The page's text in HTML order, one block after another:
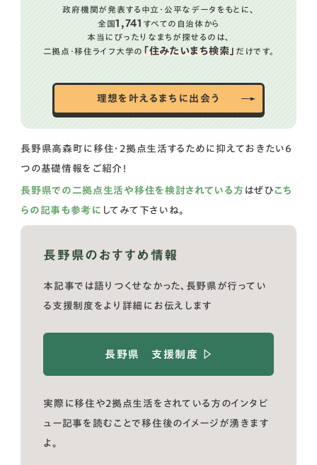
政府機関が発表する中立・公平なデータをもとに、
全国1,741 すべての自治体から
本当にぴったりなまちが探せるのは、
二拠点・移住ライフ大学の「住みたいまち検索」だけです。
理想を叶えるまちに出会う
長野県高森町に移住・2拠点生活するために抑えておきたい6
つの基礎情報をご紹介！
長野県での二拠点生活や移住を検討されている方 はぜひこち
らの記事も参考に してみて下さいね。
長野県のおすすめ情報
本記事では語りつくせなかった、長野県が行ってい
る支援制度をより詳細にお伝えします
長野県 支援制度 ▷
実際に移住や2拠点生活をされている方のインタビ
ュー記事を読むことで移住後のイメージが湧きます
よ。